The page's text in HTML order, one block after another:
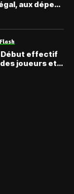
aux dépens
Flash
Début effectif
joueurs et